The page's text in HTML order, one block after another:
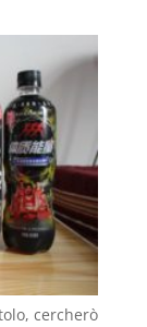
cercherò